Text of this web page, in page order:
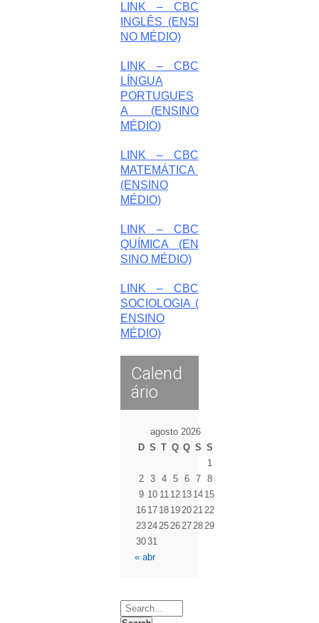
LINK – CBC
INGLÊS (ENSI
NO MÉDIO)
LINK – CBC
LÍNGUA
PORTUGUES
A (ENSINO
MÉDIO)
LINK – CBC
MATEMÁTICA
(ENSINO
MÉDIO)
LINK – CBC
QUÍMICA (EN
SINO MÉDIO)
LINK – CBC
SOCIOLOGIA (
ENSINO
MÉDIO)
Calend
ário
agosto 2026
D S T Q Q S S
1
2
3 4 5 6 7
8
9 10 11 12 13 14 15
16 17 18 19202122
23242526272829
3031
« abr